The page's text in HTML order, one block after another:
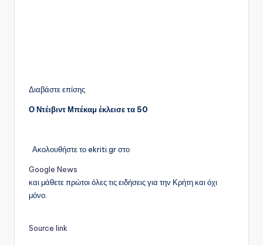
Διαβάστε επίσης
Ο Ντέιβιντ Μπέκαμ έκλεισε τα 50
Ακολουθήστε το ekriti.gr στο
Google News
και μάθετε πρώτοι όλες τις ειδήσεις για την Κρήτη και όχι
μόνο.
Source link